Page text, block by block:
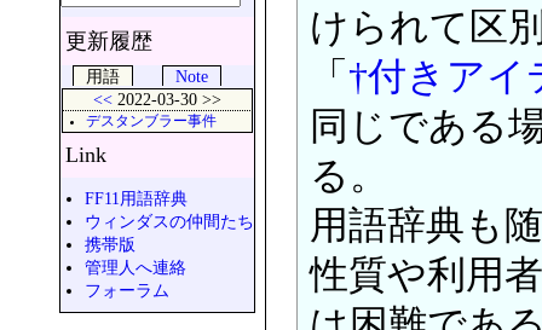
更新履歴
用語
Note
<< 2022-03-30 >>
デスタンブラー事件
Link
FF11用語辞典
ウィンダスの仲間たち
携帯版
管理人へ連絡
フォーラム
けられて区
「 †付きアイ
同じである
る。
用語辞典も
性質や利用